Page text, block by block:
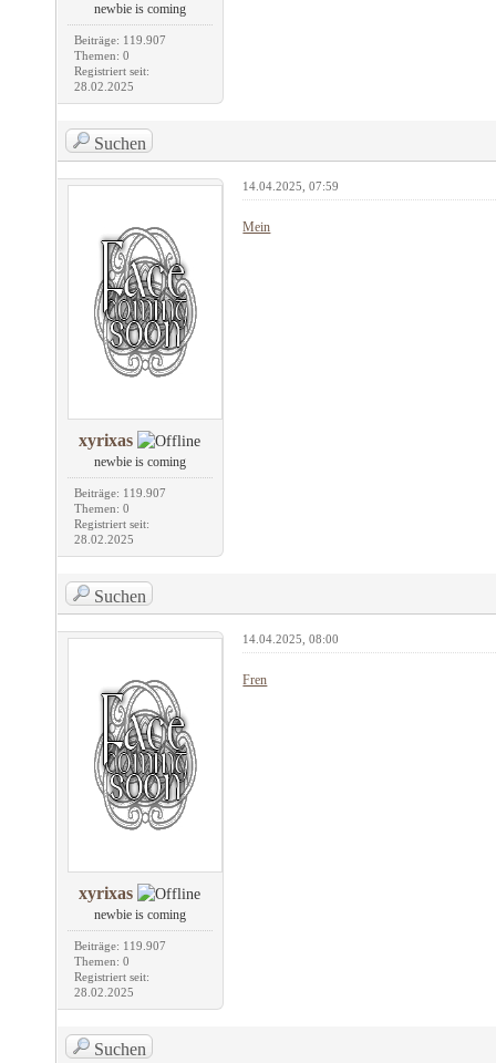
newbie is coming
Beiträge: 119.907
Themen: 0
Registriert seit:
28.02.2025
Suchen
xyrixas
newbie is coming
Beiträge: 119.907
Themen: 0
Registriert seit:
28.02.2025
14.04.2025, 07:59
Mein
Suchen
xyrixas
newbie is coming
Beiträge: 119.907
Themen: 0
Registriert seit:
28.02.2025
14.04.2025, 08:00
Fren
Suchen